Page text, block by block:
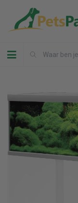
Toggle navigation
Uw